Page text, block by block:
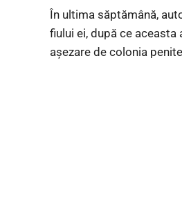
În ultima săptămână,
fiului ei, după ce
așezare de colonia